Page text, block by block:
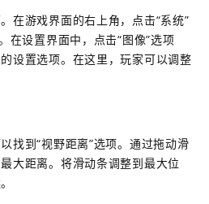
在游戏界面的右上角，点击“系统”
在设置界面中，点击“图像”选项
设置选项。在这里，玩家可以调整
找到“视野距离”选项。通过拖动滑
大距离。将滑动条调整到最大位